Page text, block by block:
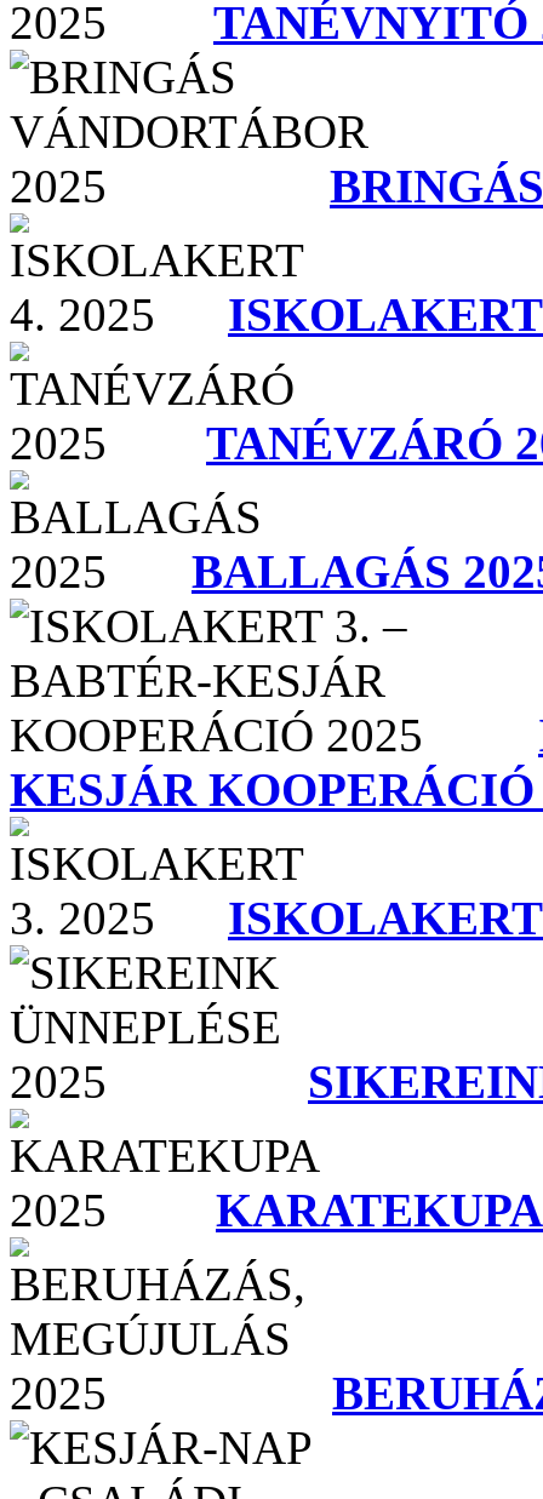
TANÉVNYITÓ
ISKOLAKERT
TANÉVZÁRÓ
BALLAGÁS
KESJÁR KOOPERÁCIÓ
ISKOLAKERT